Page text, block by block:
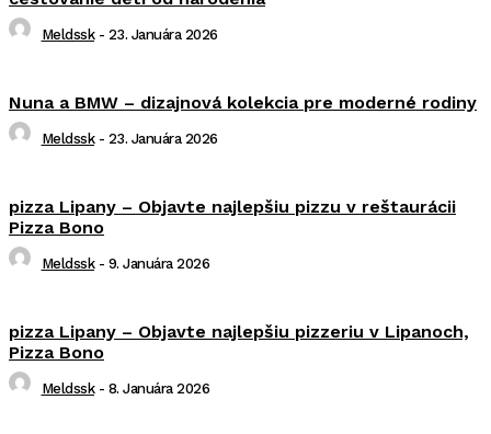
Meldssk - 23. Januára 2026
Nuna a BMW – dizajnová kolekcia pre moderné rodiny
Meldssk - 23. Januára 2026
pizza Lipany – Objavte najlepšiu pizzu v reštaurácii
Pizza Bono
Meldssk - 9. Januára 2026
pizza Lipany – Objavte najlepšiu pizzeriu v Lipanoch,
Pizza Bono
Meldssk - 8. Januára 2026